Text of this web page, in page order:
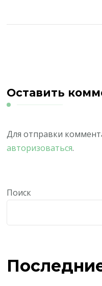
Оставить
Для отправки
авторизоваться.
Поиск